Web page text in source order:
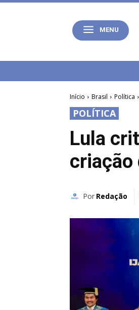
MENU
Início Brasil Política
POLÍTICA
Lula
criação
Por Redação